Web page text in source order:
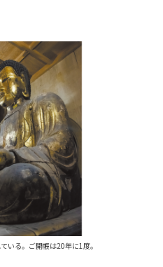
いる。ご開帳は20年に1度。